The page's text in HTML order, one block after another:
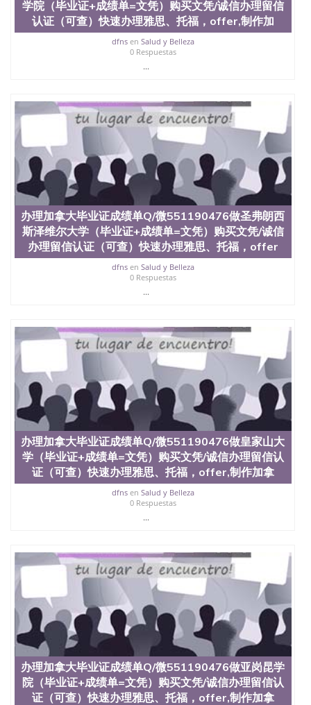
料； 5、等待结果，完成结果书留服直接邮寄给客户
6、客户确认收到结果，付余款。 我们对海外大学及
学院的毕业证成绩单所使用的材料，尺寸大小，防伪
结构（包括：水印，阴影底纹，钢印LOGO烫金烫
银，LOGO烫金烫银复合重叠。 文字图案浮雕，激光
海外学校留学中介， 同时能做到与时俱进，及时掌握
各大院校的（毕业证，成绩单，资格证，学生卡，结
业证，录取通知书，在读证明等相关材料）的版本更
新信息， 能够在时间掌握的海外学历文凭的样版，尺
寸大小，纸张材质，防伪技术等等，并在时间收集到
原版实物，以求达到客户的需求。 我们的优势： 我
们在保证合理定价的同时，坚持较高性价比，通过品
质和效率不断优化，为您倾情诠释什么是高性价比。
咨询顾问：Sam q/微信:551190476 Q/微
信:551190476办理毕业证成绩单、教育部认证,录取通
知书，雅思，留学回国证明.
公司专业制作、办理、仿制、成绩单文凭、改成绩、
教育部学历学位认证、毕业证、成绩单、文凭、学历
回国人员证明、留学生认证、学历认证、文凭认证学
位认证、留学生学历认证、留学生学位认证、英国文
凭学历、美国文凭学历、澳洲文凭学历、加拿大文凭
学历、新西兰学历认证等q:551190476 微信：
551190476 圣何塞州立大学毕业证（San Jose State
University）圣何塞州立大学毕业证（San Jose State
University）圣何塞州立大学毕业证（San Jose State
University）圣何塞州立大学成绩单（San Jose State
University）圣何塞州立大学成绩单（ San Jose State
University）圣何塞州立大学成绩单（San Jose State
University）成绩单圣何塞州立大学文凭（San Jose
State University）圣何塞州立大学（San Jose State
University）圣何塞州立大学（San Jose State
University）圣何塞州立大学（ San Jose State
University）圣何塞州立大学（San Jose State
University）文凭圣何塞州立大学文凭（San Jose
State University）圣何塞州立大学学历（ San Jose
State University）圣何塞州立大学学历（San Jose
State University）圣何塞州立大学学历（San Jose
State University）圣 塞州立大学学历（San Jose
State University）圣何塞州立大学（San Jose State
University）圣何塞州立大学（San Jose State
University）圣何塞州立大学（San Jose State
University）圣何塞州立大学（San Jose State
University）圣何塞州立大学学位证（San Jose State
University）圣何塞州立大学学位证（San Jose State
University）圣何塞州立大学学位证（San Jose State
学院（毕业证+成绩单=文凭）购买文凭/诚信办理留信
认证（可查）快速办理雅思、托福，offer,制作加
dfnsen Salud y Belleza
0 Respuestas
...
办理加拿大毕业证成绩单Q/微551190476做圣弗朗西
斯泽维尔大学（毕业证+成绩单=文凭）购买文凭/诚信
办理留信认证（可查）快速办理雅思、托福，offer
dfnsen Salud y Belleza
0 Respuestas
...
办理加拿大毕业证成绩单Q/微551190476做皇家山大
学（毕业证+成绩单=文凭）购买文凭/诚信办理留信认
证（可查）快速办理雅思、托福，offer,制作加拿
dfnsen Salud y Belleza
0 Respuestas
...
办理加拿大毕业证成绩单Q/微551190476做亚岗昆学
院（毕业证+成绩单=文凭）购买文凭/诚信办理留信认
证（可查）快速办理雅思、托福，offer,制作加拿